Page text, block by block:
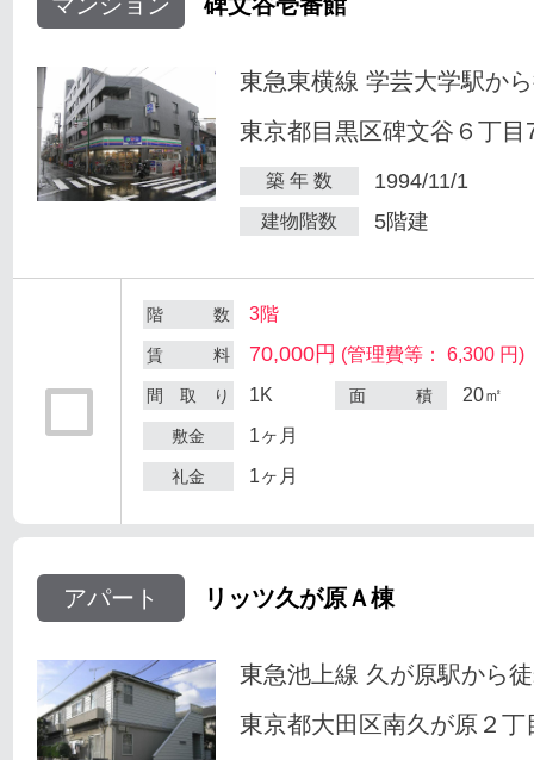
東急東横線 学芸大学駅か
東京都目黒区碑文谷６丁目
築 年 数 1994/11/1
建物階数 5階建
階 数 3階
賃 料 70,000円 (管理費等： 6,300 円)
間 取 り 1K 面 積 20㎡
敷金 1ヶ月
礼金 1ヶ月
アパート リッツ久が原Ａ棟
東急池上線 久が原駅から
東京都大田区南久が原２丁